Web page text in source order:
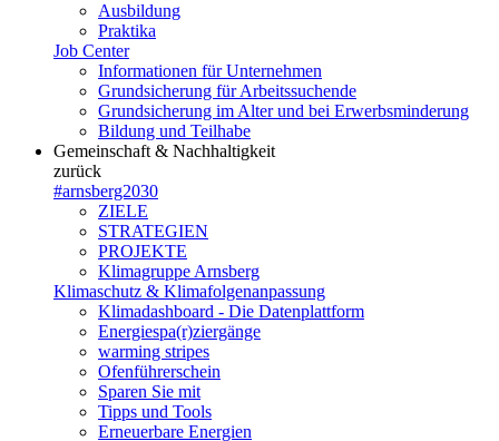
Ausbildung
Praktika
Job Center
Informationen für Unternehmen
Grundsicherung für Arbeitssuchende
Grundsicherung im Alter und bei Erwerbsminderung
Bildung und Teilhabe
Gemeinschaft & Nachhaltigkeit
zurück
#arnsberg2030
ZIELE
STRATEGIEN
PROJEKTE
Klimagruppe Arnsberg
Klimaschutz & Klimafolgenanpassung
Klimadashboard - Die Datenplattform
Energiespa(r)ziergänge
warming stripes
Ofenführerschein
Sparen Sie mit
Tipps und Tools
Erneuerbare Energien